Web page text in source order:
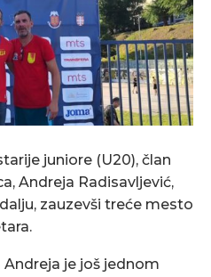
juniore (U20), član
Andreja Radisavljević,
zauzevši treće mesto
je još jednom